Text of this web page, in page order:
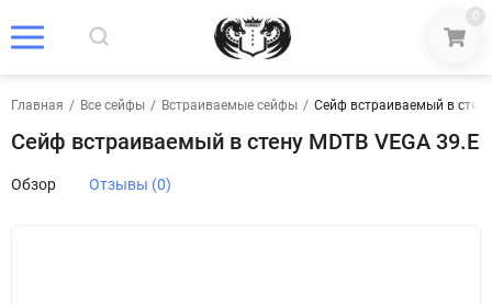
0
Главная / Все сейфы / Встраиваемые сейфы / Сейф встраиваемый в стену
Сейф встраиваемый в стену MDTB VEGA 39.E
Обзор Отзывы (0)